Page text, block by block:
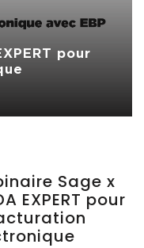
pour
Sage x
EXPERT pour